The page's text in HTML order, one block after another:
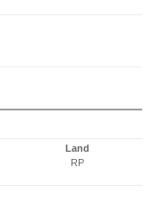
Land
RP